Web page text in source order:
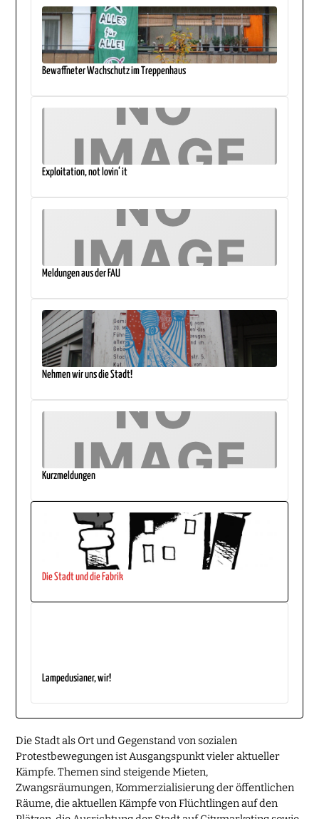
Bewaffneter Wachschutz im Treppenhaus
Exploitation, not lovin‘ it
Meldungen aus der FAU
Nehmen wir uns die Stadt!
Kurzmeldungen
Die Stadt und die Fabrik
Lampedusianer, wir!
Die Stadt als Ort und Gegenstand von sozialen
Protestbewegungen ist Ausgangspunkt vieler aktueller
Kämpfe. Themen sind steigende Mieten,
Zwangsräumungen, Kommerzialisierung der öffentlichen
Räume, die aktuellen Kämpfe von Flüchtlingen auf den